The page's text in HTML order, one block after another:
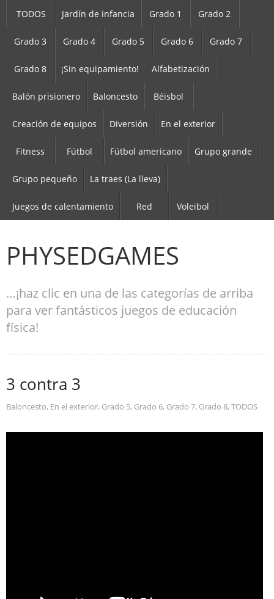
TODOS Jardín de infancia Grado 1 Grado 2
Grado 3 Grado 4 Grado 5 Grado 6 Grado 7
Grado 8 ¡Sin equipamiento! Alfabetización
Balón prisionero Baloncesto Béisbol
Creación de equipos Diversión En el exterior
Fitness Fútbol Fútbol americano Grupo grande
Grupo pequeño La traes (La lleva)
Juegos de calentamiento Red Voleibol
PHYSEDGAMES
…¡haz clic en una de las categorías de arriba
para ver fantásticos juegos de educación
física!
3 contra 3
Baloncesto, En el exterior, Grado 5, Grado 6, Grado 7, Grado 8, TODOS